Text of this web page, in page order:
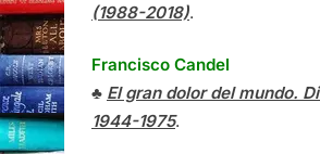
(1988-2018).
Francisco Candel
♣ El gran dolor del mundo.
1944-1975.